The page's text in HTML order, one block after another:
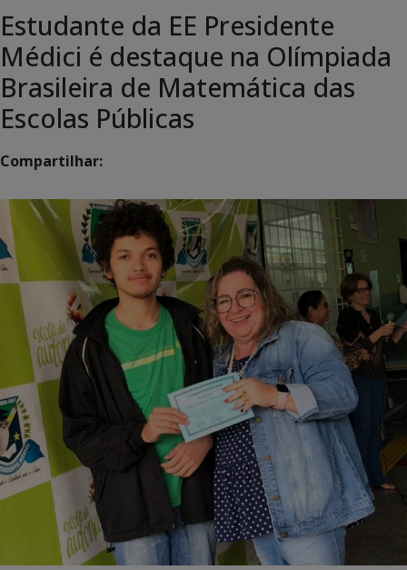
Estudante da EE Presidente
Médici é destaque na Olímpiada
Brasileira de Matemática das
Escolas Públicas
Compartilhar: